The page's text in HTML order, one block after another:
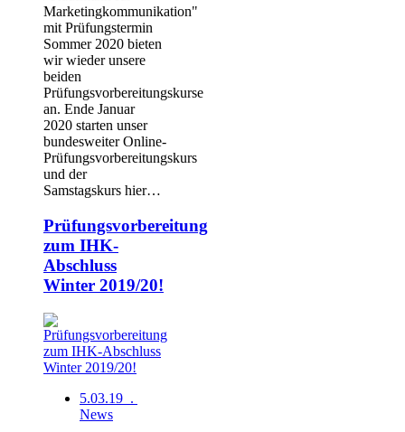
Marketingkommunikation"
mit Prüfungstermin
Sommer 2020 bieten
wir wieder unsere
beiden
Prüfungsvorbereitungskurse
an. Ende Januar
2020 starten unser
bundesweiter Online-
Prüfungsvorbereitungskurs
und der
Samstagskurs hier…
Prüfungsvorbereitung
zum IHK-
Abschluss
Winter 2019/20!
5.03.19 .
News